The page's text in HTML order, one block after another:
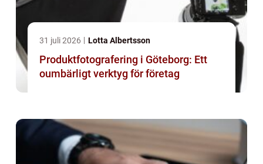
31 juli 2026 Lotta Albertsson
Produktfotografering i Göteborg: Ett
oumbärligt verktyg för företag